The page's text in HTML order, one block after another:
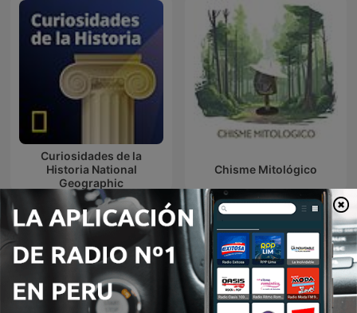
Curiosidades de la
Historia National
Geographic
Chisme Mitológico